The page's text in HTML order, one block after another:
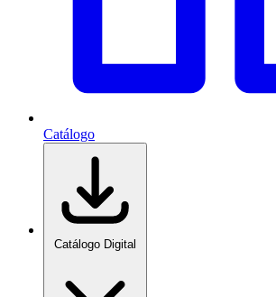
Catálogo
Catálogo Digital